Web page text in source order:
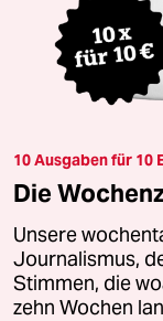
10 Ausgaben für 10
Die
Unsere
Journalismus,
Stimmen, die
zehn Wochen